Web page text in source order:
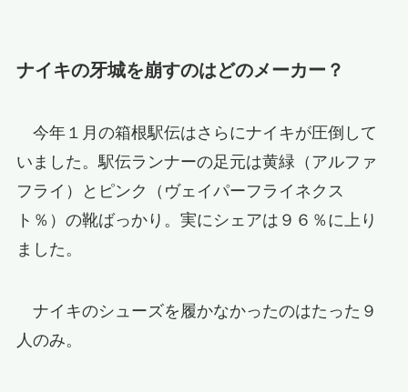
ナイキの牙城を崩すのはどのメーカー？
今年１月の箱根駅伝はさらにナイキが圧倒して
いました。駅伝ランナーの足元は黄緑（アルファ
フライ）とピンク（ヴェイパーフライネクス
ト％）の靴ばっかり。実にシェアは９６％に上り
ました。
ナイキのシューズを履かなかったのはたった９
人のみ。